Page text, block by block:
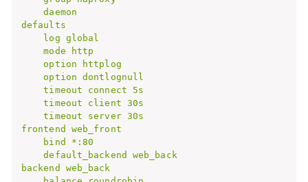
    daemon
defaults
    log global
    mode http
    option httplog
    option dontlognull
    timeout connect 5s
    timeout client 30s
    timeout server 30s
frontend web_front
    bind *:80
    default_backend web_back
backend web_back